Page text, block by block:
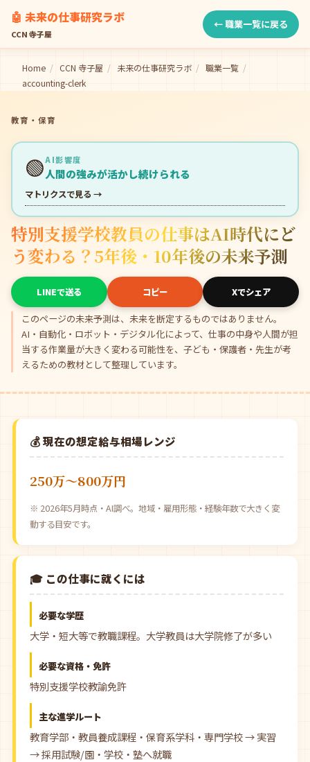
🤖 未来の仕事研究ラボ
CCN 寺子屋
← 職業一覧に戻る
Home / CCN 寺子屋 / 未来の仕事研究ラボ / 職業一覧 /
accounting-clerk
教育・保育
🟢AI影響度
人間の強みが活かし続けられる
マトリクスで見る →
特別支援学校教員の仕事はAI時代にど
う変わる？5年後・10年後の未来予測
LINEで送る コピー Xでシェア
このページの未来予測は、未来を断定するものではありません。
AI・自動化・ロボット・デジタル化によって、仕事の中身や人間が担
当する作業量が大きく変わる可能性を、子ども・保護者・先生が考
えるための教材として整理しています。
💰 現在の想定給与相場レンジ
250万〜800万円
※ 2026年5月時点・AI調べ。地域・雇用形態・経験年数で大きく変
動する目安です。
🎓 この仕事に就くには
必要な学歴
大学・短大等で教職課程。大学教員は大学院修了が多い
必要な資格・免許
特別支援学校教諭免許
主な進学ルート
教育学部・教員養成課程・保育系学科・専門学校 → 実習
→ 採用試験/園・学校・塾へ就職